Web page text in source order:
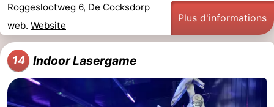
Roggeslootweg 6, De Cocksdorp
web. Website
Plus d'informations
14 Indoor Lasergame